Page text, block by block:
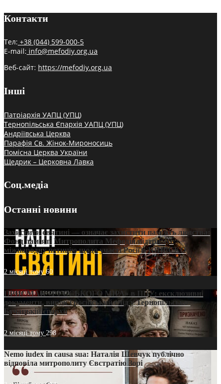
Контакти
Тел: +38 (044) 599-000-5
E-mail: info@mefodiy.org.ua
Веб-сайт: https://mefodiy.org.ua
Інші
Патріархія УАПЦ (УПЦ)
Тернопільська Єпархія УАПЦ (УПЦ)
Андріївська Церква
Парафія Св. Жінок-Мироносиць
Помісна Церква України
Щедрик – Церковна Лавка
Соц.медіа
Останні новини
Захистити святині — означає захистити пам’ять людства:
Фонд пам’яті Митрополита Мефодія підтримує
міжнародну петицію щодо участі Росії в ЮНЕСКО
2 місяці тому60
ПРИСМАК «РУССЬКОГО МІРА» в ПЦУ: ексклюзивні
документи, вирок і російський слід у Тернопільсько-
Бучацькій єпархії
2 місяці тому 298
Nemo iudex in causa sua: Наталія Шевчук публічно
відповіла митрополиту Євстратію Зорі